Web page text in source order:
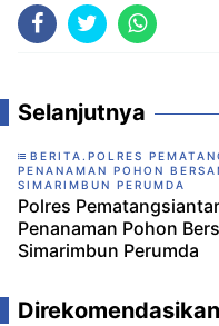
Selanjutnya
BERITA.POLRES
PENANAMAN POHON
SIMARIMBUN PERUMDA
Polres
Penanaman Pohon
Simarimbun Perumda
Direkomendasikan